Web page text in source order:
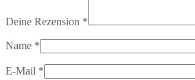
Deine Rezension *
Name *
E-Mail *